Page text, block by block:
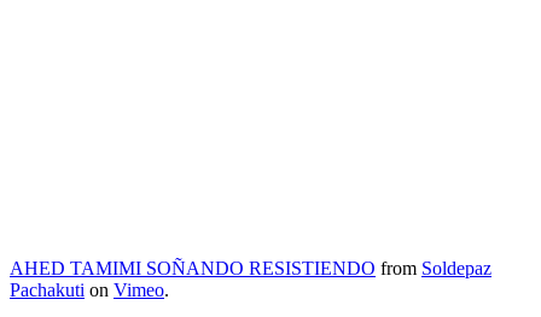
AHED TAMIMI SOÑANDO RESISTIENDO from Soldepaz
Pachakuti on Vimeo.